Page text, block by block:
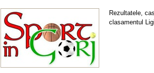
Rezultatele,
clasamentul